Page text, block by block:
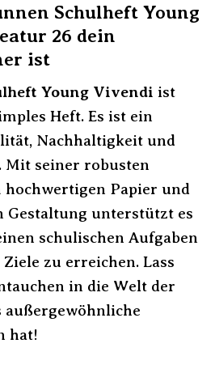
Schulheft Young
26 dein
ist
Young Vivendi ist
Heft. Es ist ein
Nachhaltigkeit und
Mit seiner robusten
Papier und
Gestaltung unterstützt es
schulischen Aufgaben
zu erreichen. Lass
in die Welt der
außergewöhnliche
hat!